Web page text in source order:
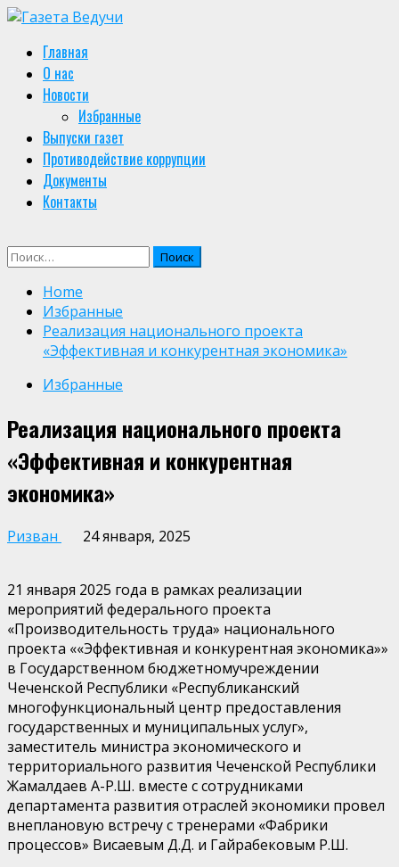
Skip
content
Primary
Menu
Главная
О нас
Новости
Избранные
Выпуски газет
Противодействие коррупции
Документы
Контакты
Найти:
Home
Избранные
Реализация национального проекта
«Эффективная и конкурентная экономика»
Избранные
Реализация национального проекта
«Эффективная и конкурентная
экономика»
Ризван 24 января, 2025
21 января 2025 года в рамках реализации
мероприятий федерального проекта
«Производительность труда» национального
проекта ««Эффективная и конкурентная экономика»»
в Государственном бюджетномучреждении
Чеченской Республики «Республиканский
многофункциональный центр предоставления
государственных и муниципальных услуг»,
заместитель министра экономического и
территориального развития Чеченской Республики
Жамалдаев А-Р.Ш. вместе с сотрудниками
департамента развития отраслей экономики провел
внеплановую встречус тренерами «Фабрики
процессов» Висаевым Д.Д. и Гайрабековым Р.Ш.